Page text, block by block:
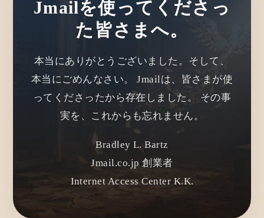
Jmailを使ってくださっ
た皆さまへ。
本当にありがとうございました。そして、
本当にごめんなさい。 Jmailは、皆さまが使
ってくださったから存在しました。 その事
実を、これからも忘れません。
Bradley L. Bartz
Jmail.co.jp 創業者
Internet Access Center K.K.